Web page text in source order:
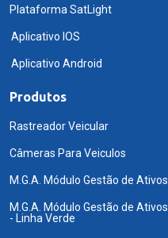
Plataforma SatLight
Aplicativo IOS
Aplicativo Android
Produtos
Rastreador Veicular
Câmeras Para Veiculos
M.G.A. Módulo Gestão de Ativos
M.G.A. Módulo Gestão de Ativos
- Linha Verde